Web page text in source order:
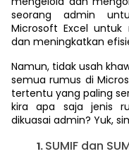
seorang admin
Microsoft Excel untuk
dan meningkatkan
Namun, tidak usah
semua rumus di
tertentu yang paling
kira apa saja jenis
dikuasai admin? Yuk,
SUMIF dan